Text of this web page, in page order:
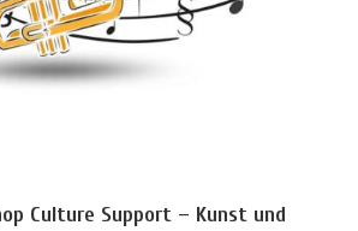
Culture Support – Kunst und